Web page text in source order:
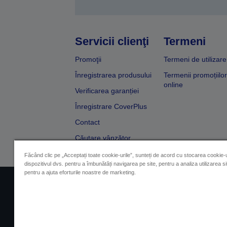
Servicii clienţi
Promoţii
Înregistrarea produsului
Verificarea garanției
Înregistrare CoverPlus
Contact
Căutare vânzător
Termeni
Termeni de utilizare
Termenii promoțiilor
online
Făcând clic pe „Acceptați toate cookie-urile”, sunteți de acord cu stocarea cookie-
dispozitivul dvs. pentru a îmbunătăți navigarea pe site, pentru a analiza utilizarea
pentru a ajuta eforturile noastre de marketing.